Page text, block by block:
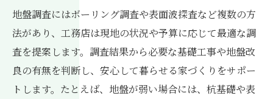
地盤調査にはボーリング調査や表面波探査など複数の方
法があり、工務店は現地の状況や予算に応じて最適な調
査を提案します。調査結果から必要な基礎工事や地盤改
良の有無を判断し、安心して暮らせる家づくりをサポー
トします。たとえば、地盤が弱い場合には、杭基礎や表